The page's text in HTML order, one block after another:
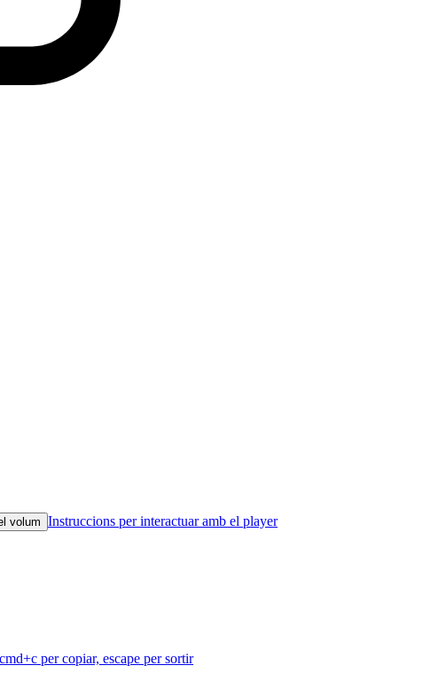
volum Instruccions per interactuar amb el player
per copiar, escape per sortir